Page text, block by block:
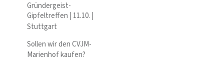
Gründergeist-
Gipfeltreffen | 11.10. |
Stuttgart
Sollen wir den CVJM-
Marienhof kaufen?